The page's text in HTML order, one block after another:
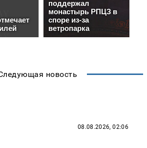
новость
08.08.2026, 02:06